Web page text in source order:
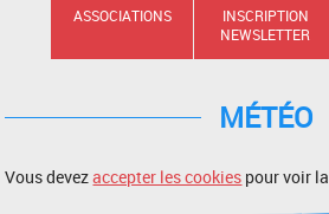
ASSOCIATIONS
INSCRIPTION
NEWSLETTER
MÉTÉO
Vous devezaccepter les cookies pour voir